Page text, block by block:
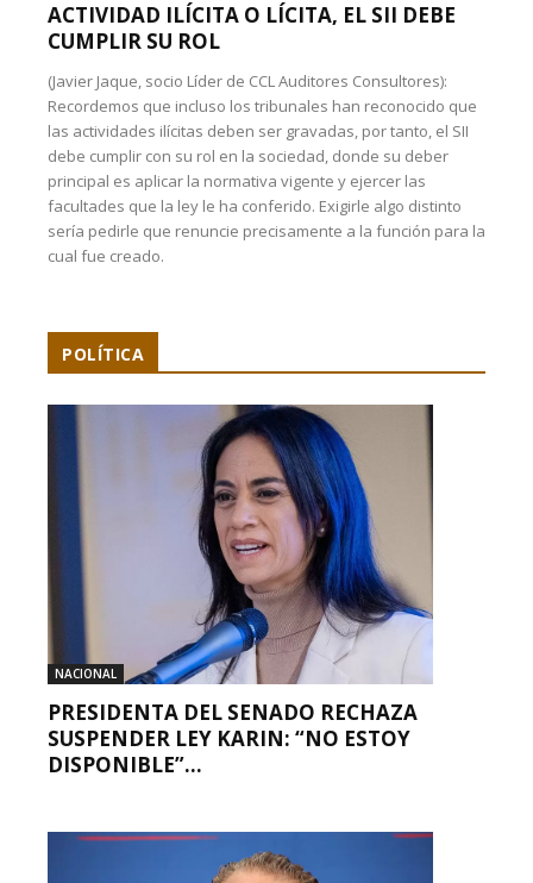
ACTIVIDAD ILÍCITA O LÍCITA, EL SII DEBE
CUMPLIR SU ROL
(Javier Jaque, socio Líder de CCL Auditores Consultores):
Recordemos que incluso los tribunales han reconocido que
las actividades ilícitas deben ser gravadas, por tanto, el SII
debe cumplir con su rol en la sociedad, donde su deber
principal es aplicar la normativa vigente y ejercer las
facultades que la ley le ha conferido. Exigirle algo distinto
sería pedirle que renuncie precisamente a la función para la
cual fue creado.
POLÍTICA
NACIONAL
PRESIDENTA DEL SENADO RECHAZA
SUSPENDER LEY KARIN: “NO ESTOY
DISPONIBLE”...